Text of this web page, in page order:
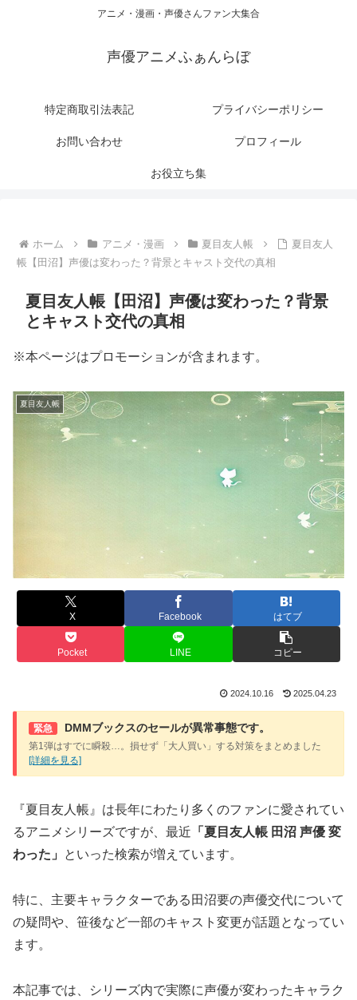
アニメ・漫画・声優さんファン大集合
声優アニメふぁんらぼ
特定商取引法表記 プライバシーポリシー
お問い合わせ プロフィール
お役立ち集
ホーム アニメ・漫画 夏目友人帳
夏目友人
帳【田沼】声優は変わった？背景とキャスト交代の真相
夏目友人帳【田沼】声優は変わった？背景
とキャスト交代の真相
※本ページはプロモーションが含まれます。
夏目友人帳
X Facebook はてブ
Pocket LINE コピー
2024.10.16 2025.04.23
緊急 DMMブックスのセールが異常事態です。
第1弾はすでに瞬殺…。損せず「大人買い」する対策をまとめました
[詳細を見る]
『夏目友人帳』は長年にわたり多くのファンに愛されてい
るアニメシリーズですが、最近 「夏目友人帳 田沼 声優 変
わった」
といった検索が増えています。
特に、主要キャラクターである田沼要の声優交代について
の疑問や、笹後など一部のキャスト変更が話題となってい
ます。
本記事では、シリーズ内で実際に声優が変わったキャラク